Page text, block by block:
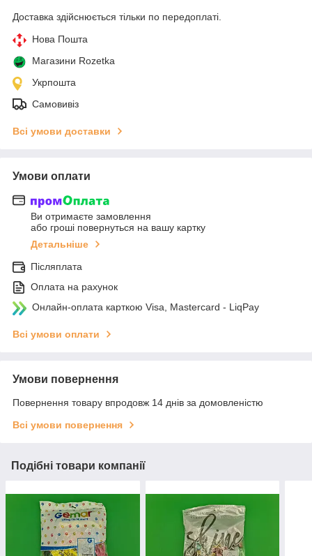
Доставка здійснюється тільки по передоплаті.
Нова Пошта
Магазини Rozetka
Укрпошта
Самовивіз
Всі умови доставки
Умови оплати
Ви отримаєте замовлення
або гроші повернуться на вашу картку
Детальніше
Післяплата
Оплата на рахунок
Онлайн-оплата карткою Visa, Mastercard - LiqPay
Всі умови оплати
Умови повернення
Повернення товару впродовж 14 днів за домовленістю
Всі умови повернення
Подібні товари компанії